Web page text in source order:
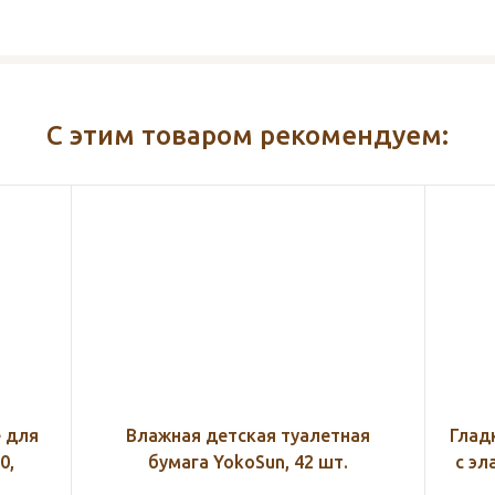
С этим товаром рекомендуем:
Гладкие колготки для беременных
с эластаном 20 den 801 MamaLine,